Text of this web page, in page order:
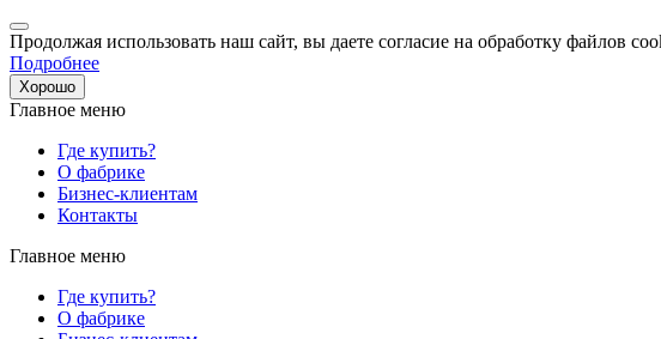
Продолжая использовать наш сайт, вы даете согласие на обработку файлов
Подробнее
Хорошо
Главное меню
Где купить?
О фабрике
Бизнес-клиентам
Контакты
Главное меню
Где купить?
О фабрике